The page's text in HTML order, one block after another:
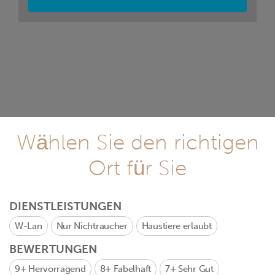
Wählen Sie den richtigen
Ort für Sie
DIENSTLEISTUNGEN
W-Lan Nur Nichtraucher Haustiere erlaubt
BEWERTUNGEN
9+ Hervorragend 8+ Fabelhaft 7+ Sehr Gut